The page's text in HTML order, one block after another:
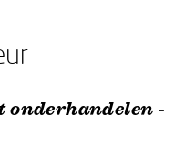
onderhandelen -